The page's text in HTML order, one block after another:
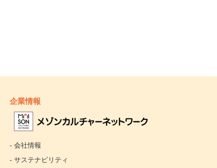
企業情報
- 会社情報
- サステナビリティ